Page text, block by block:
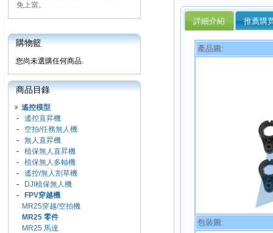
免上當。
購物籃
您尚未選購任何商品.
商品目錄
遙控模型
- 遙控直昇機
- 空拍/任務無人機
- 無人直昇機
- 植保無人直昇機
- 植保無人多軸機
- 遙控/無人割草機
-
DJI植保無人機
-
FPV穿越機
MR25穿越/空拍機
MR25 零件
MR25 馬達
詳細介紹 推薦購
產品圖:
包裝圖: